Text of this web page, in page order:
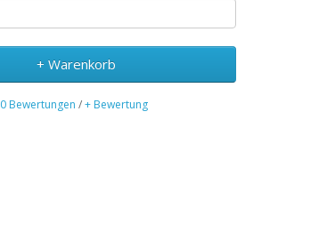
+ Warenkorb
0 Bewertungen /+ Bewertung